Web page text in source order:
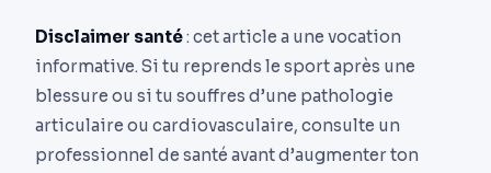
Disclaimer santé: cet article a une vocation
informative. Si tu reprends le sport après une
blessure ou si tu souffres d’une pathologie
articulaire ou cardiovasculaire, consulte un
professionnel de santé avant d’augmenter ton